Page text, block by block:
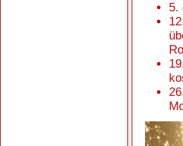
5.